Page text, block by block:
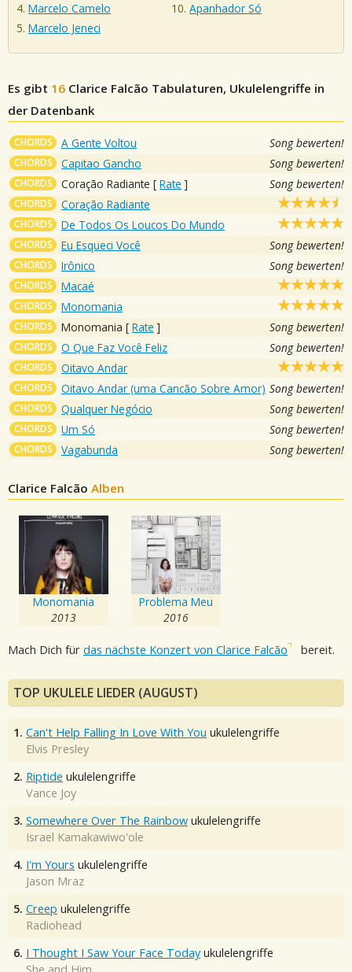
Marcelo Camelo
Marcelo Jeneci
Apanhador Só
Es gibt 16 Clarice Falcão Tabulaturen, Ukulelengriffe in
der Datenbank
CHORDS A Gente Voltou Song bewerten!
CHORDS Capitao Gancho Song bewerten!
CHORDS Coração Radiante [ Rate ] Song bewerten!
CHORDS Coração Radiante
CHORDS De Todos Os Loucos Do Mundo
CHORDS Eu Esqueci Você Song bewerten!
CHORDS Irônico Song bewerten!
CHORDS Macaé
CHORDS Monomania
CHORDS Monomania [ Rate ] Song bewerten!
CHORDS O Que Faz Você Feliz Song bewerten!
CHORDS Oitavo Andar
CHORDS Oitavo Andar (uma Cancão Sobre Amor) Song bewerten!
CHORDS Qualquer Negócio Song bewerten!
CHORDS Um Só Song bewerten!
CHORDS Vagabunda Song bewerten!
Clarice Falcão Alben
Monomania
2013
Problema Meu
2016
Mach Dich für das nächste Konzert von Clarice Falcão bereit.
TOP UKULELE LIEDER (AUGUST)
1. Can't Help Falling In Love With You ukulelengriffe
Elvis Presley
2. Riptide ukulelengriffe
Vance Joy
3. Somewhere Over The Rainbow ukulelengriffe
Israel Kamakawiwo'ole
4. I'm Yours ukulelengriffe
Jason Mraz
5. Creep ukulelengriffe
Radiohead
6. I Thought I Saw Your Face Today ukulelengriffe